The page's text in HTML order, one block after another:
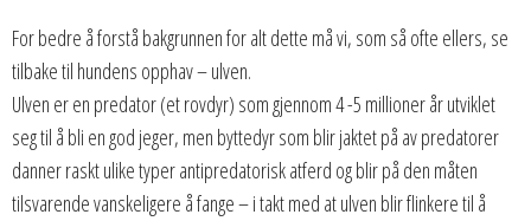
For bedre å forstå bakgrunnen for alt dette må vi, som så ofte ellers, se
tilbake til hundens opphav – ulven.
Ulven er en predator (et rovdyr) som gjennom 4 -5 millioner år utviklet
seg til å bli en god jeger, men byttedyr som blir jaktet på av predatorer
danner raskt ulike typer antipredatorisk atferd og blir på den måten
tilsvarende vanskeligere å fange – i takt med at ulven blir flinkere til å